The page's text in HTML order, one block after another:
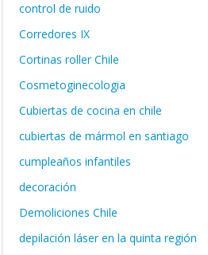
control de ruido
Corredores IX
Cortinas roller Chile
Cosmetoginecologia
Cubiertas de cocina en chile
cubiertas de mármol en santiago
cumpleaños infantiles
decoración
Demoliciones Chile
depilación láser en la quinta región